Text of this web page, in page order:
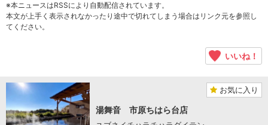
※本ニュースはRSSにより自動配信されています。
本文が上手く表示されなかったり途中で切れてしまう場合はリンク元を参照し
てください。
いいね！
お気に入り
湯舞音 市原ちはら台店